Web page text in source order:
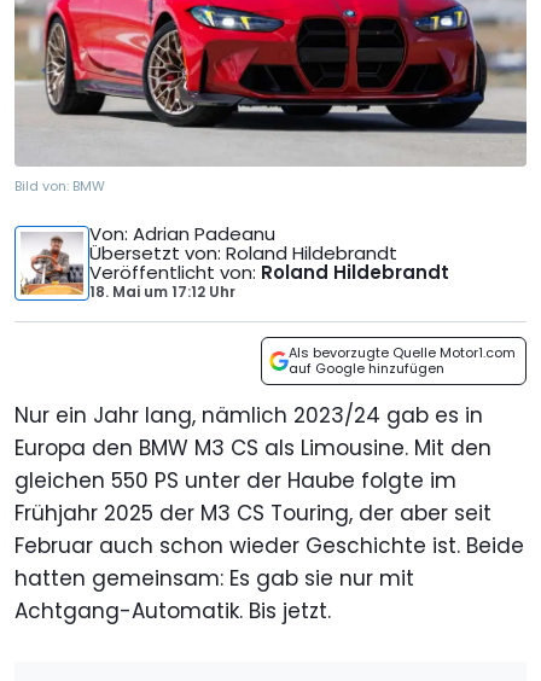
Bild von: BMW
Von: Adrian Padeanu
Übersetzt von: Roland Hildebrandt
Veröffentlicht von: Roland Hildebrandt
18. Mai um17:12 Uhr
Als bevorzugte Quelle Motor1.com
auf Google hinzufügen
Nur ein Jahr lang, nämlich 2023/24 gab es in
Europa den BMW M3 CS als Limousine. Mit den
gleichen 550 PS unter der Haube folgte im
Frühjahr 2025 der M3 CS Touring, der aber seit
Februar auch schon wieder Geschichte ist. Beide
hatten gemeinsam: Es gab sie nur mit
Achtgang-Automatik. Bis jetzt.